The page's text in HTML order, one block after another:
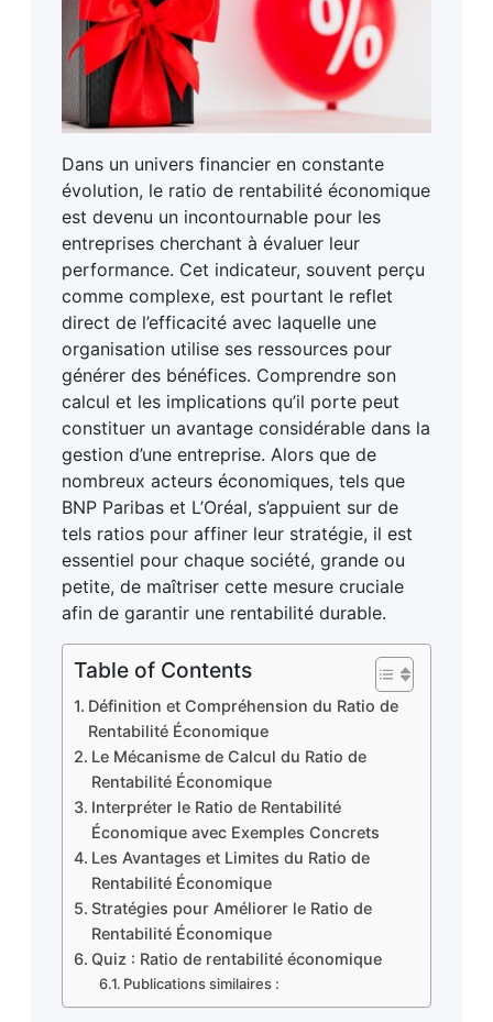
Dans un univers financier en constante
évolution, le ratio de rentabilité économique
est devenu un incontournable pour les
entreprises cherchant à évaluer leur
performance. Cet indicateur, souvent perçu
comme complexe, est pourtant le reflet
direct de l’efficacité avec laquelle une
organisation utilise ses ressources pour
générer des bénéfices. Comprendre son
calcul et les implications qu’il porte peut
constituer un avantage considérable dans la
gestion d’une entreprise. Alors que de
nombreux acteurs économiques, tels que
BNP Paribas et L’Oréal, s’appuient sur de
tels ratios pour affiner leur stratégie, il est
essentiel pour chaque société, grande ou
petite, de maîtriser cette mesure cruciale
afin de garantir une rentabilité durable.
Table of Contents
Définition et Compréhension du Ratio de
Rentabilité Économique
Le Mécanisme de Calcul du Ratio de
Rentabilité Économique
Interpréter le Ratio de Rentabilité
Économique avec Exemples Concrets
Les Avantages et Limites du Ratio de
Rentabilité Économique
Stratégies pour Améliorer le Ratio de
Rentabilité Économique
Quiz : Ratio de rentabilité économique
Publications similaires :